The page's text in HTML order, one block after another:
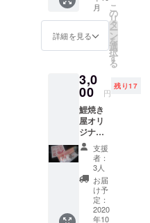
匹。月
詳細を見る
こ
の
リ
タ
ー
ン
を
選
択
す
る
3,0
00 円
残り17
鯉焼き
屋オリ
ジナル
ステッ
カー１
枚。 鯉
焼き屋
オリジ
ナル錦
鯉キー
支援
者：
3人
お届
け予
定：
2020
年10